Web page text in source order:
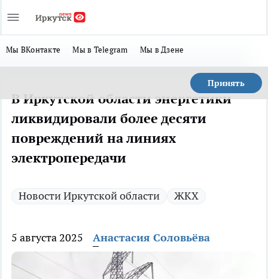
Мы ВКонтакте Мы в Telegram Мы в Дзене
Принять
В Иркутской области энергетики
ликвидировали более десяти
повреждений на линиях
электропередачи
Новости Иркутской области ЖКХ
5 августа 2025 Анастасия Соловьёва